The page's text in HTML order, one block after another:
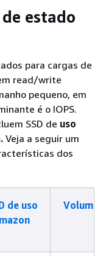
estado
para cargas de
read/write
pequeno, em
é o IOPS.
SSD de uso
Veja a seguir um
dos
de uso
Volumes